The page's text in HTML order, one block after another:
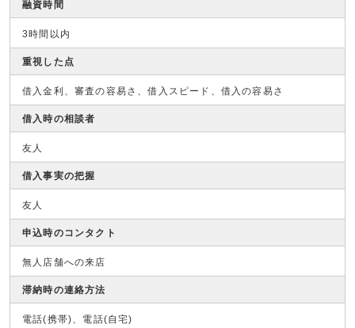
融資時間
3時間以内
重視した点
借入金利、審査の容易さ、借入スピード、借入の容易さ
借入時の相談者
友人
借入事実の把握
友人
申込時のコンタクト
無人店舗への来店
滞納時の連絡方法
電話(携帯)、電話(自宅)